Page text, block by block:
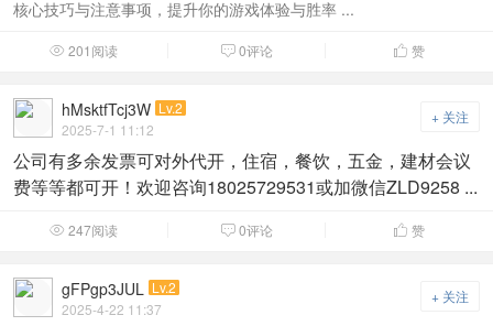
核心技巧与注意事项，提升你的游戏体验与胜率 ...
 201阅读  0评论  赞
+ 关注
hMsktfTcj3W Lv.2
2025-7-1 11:12
公司有多余发票可对外代开，住宿，餐饮，五金，建材会议
费等等都可开！欢迎咨询18025729531或加微信ZLD9258 ...
 247阅读  0评论  赞
+ 关注
gFPgp3JUL Lv.2
2025-4-22 11:37